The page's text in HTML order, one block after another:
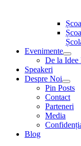
Evenimente
De la Idee
Speakeri
Despre Noi
Pin Posts
Contact
Parteneri
Media
Blog